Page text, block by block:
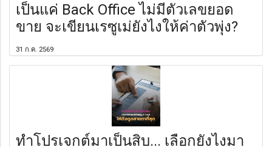
เป็นแค่ Back Office ไม่มีตัวเลขยอด
ขาย จะเขียนเรซูเม่ยังไงให้ค่าตัวพุ่ง?
31 ก.ค. 2569
ทำโปรเจกต์มาเป็นสิบ... เลือกยังไงมา